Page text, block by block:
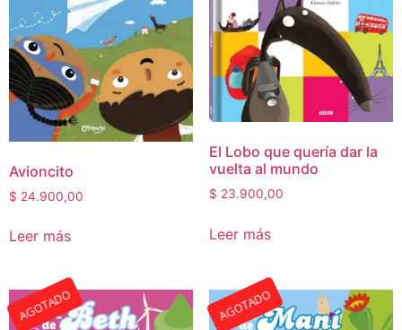
Avioncito
$ 24.900,00
Leer más
El Lobo que quería dar la
vuelta al mundo
$ 23.900,00
Leer más
AGOTADO AGOTADO